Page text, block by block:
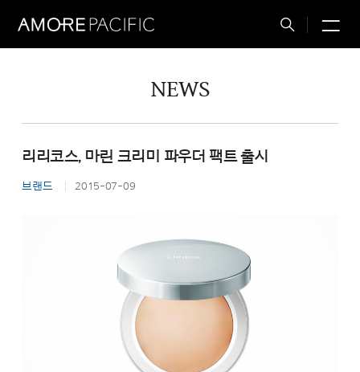
Total
NEWS
리리코스, 마린 크리미 파우더 팩트 출시
브랜드 2015-07-09